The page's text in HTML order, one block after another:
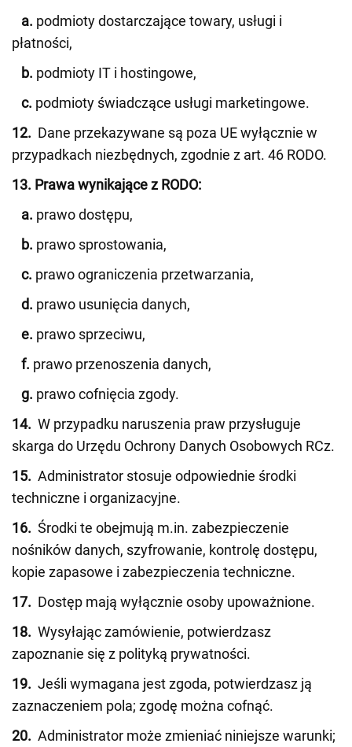
a. podmioty dostarczające towary, usługi i
płatności,
b. podmioty IT i hostingowe,
c. podmioty świadczące usługi marketingowe.
12. Dane przekazywane są poza UE wyłącznie w
przypadkach niezbędnych, zgodnie z art. 46 RODO.
13. Prawa wynikające z RODO:
a. prawo dostępu,
b. prawo sprostowania,
c. prawo ograniczenia przetwarzania,
d. prawo usunięcia danych,
e. prawo sprzeciwu,
f. prawo przenoszenia danych,
g. prawo cofnięcia zgody.
14. W przypadku naruszenia praw przysługuje
skarga do Urzędu Ochrony Danych Osobowych RCz.
15. Administrator stosuje odpowiednie środki
techniczne i organizacyjne.
16. Środki te obejmują m.in. zabezpieczenie
nośników danych, szyfrowanie, kontrolę dostępu,
kopie zapasowe i zabezpieczenia techniczne.
17. Dostęp mają wyłącznie osoby upoważnione.
18. Wysyłając zamówienie, potwierdzasz
zapoznanie się z polityką prywatności.
19. Jeśli wymagana jest zgoda, potwierdzasz ją
zaznaczeniem pola; zgodę można cofnąć.
20. Administrator może zmieniać niniejsze warunki;